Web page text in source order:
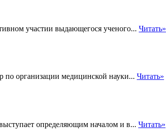
участии выдающегося ученого... Читать»
по организации медицинской науки... Читать»
определяющим началом и в... Читать»